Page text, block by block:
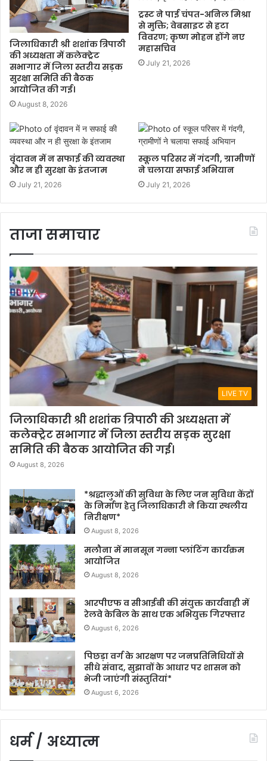
जिलाधिकारी श्री शशांक त्रिपाठी
की अध्यक्षता में कलेक्ट्रेट
सभागार में जिला स्तरीय सड़क
सुरक्षा समिति की बैठक
आयोजित की गई।
August 8, 2026
ट्रस्ट ने पाई चंपत-अनिल मिश्रा
से मुक्ति; वेबसाइट से हटा
विवरण; कृष्ण मोहन होंगे नए
महासचिव
July 21, 2026
वृंदावन में न सफाई की व्यवस्था
और न ही सुरक्षा के इंतजाम
July 21, 2026
स्कूल परिसर में गंदगी, ग्रामीणों
ने चलाया सफाई अभियान
July 21, 2026
ताजा समाचार
LIVE TV
जिलाधिकारी श्री शशांक त्रिपाठी की अध्यक्षता में
कलेक्ट्रेट सभागार में जिला स्तरीय सड़क सुरक्षा
समिति की बैठक आयोजित की गई।
August 8, 2026
*श्रद्धालुओं की सुविधा के लिए जन सुविधा केंद्रों
के निर्माण हेतु जिलाधिकारी ने किया स्थलीय
निरीक्षण*
August 8, 2026
मलौना में मानसून गन्ना प्लांटिंग कार्यक्रम
आयोजित
August 8, 2026
आरपीएफ व सीआईबी की संयुक्त कार्यवाही में
रेलवे केबिल के साथ एक अभियुक्त गिरफ्तार
August 6, 2026
पिछड़ा वर्ग के आरक्षण पर जनप्रतिनिधियों से
सीधे संवाद, सुझावों के आधार पर शासन को
भेजी जाएंगी संस्तुतियां*
August 6, 2026
धर्म / अध्यात्म